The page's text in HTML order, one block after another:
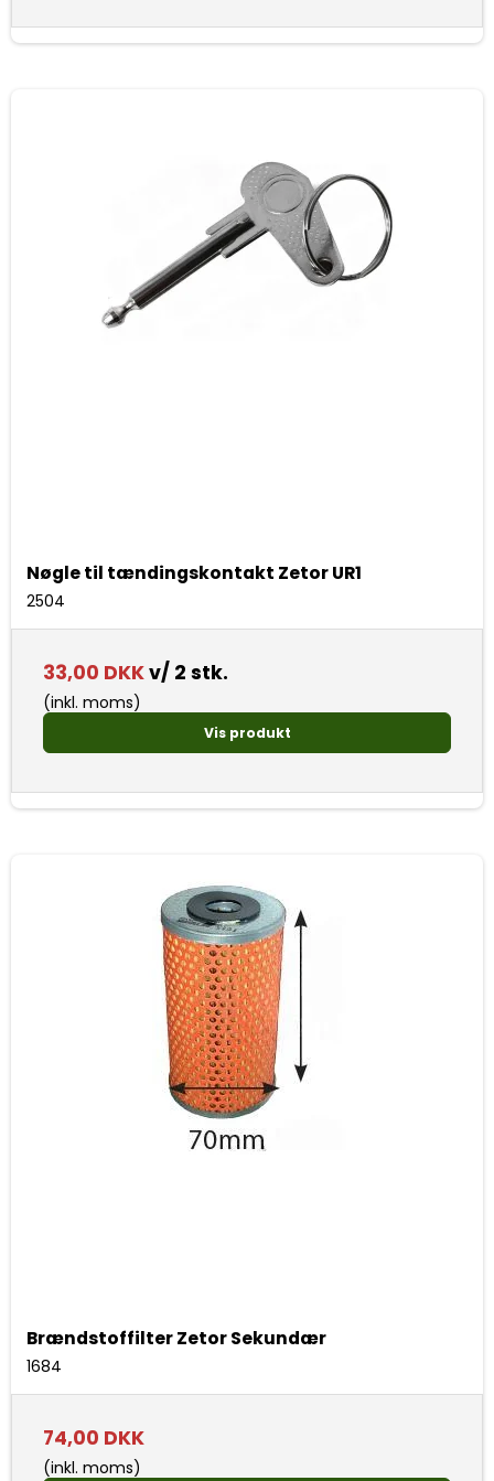
Nøgle til tændingskontakt Zetor UR1
2504
33,00 DKKv/ 2 stk.
(inkl. moms)
Vis produkt
Brændstoffilter Zetor Sekundær
1684
74,00 DKK
(inkl. moms)